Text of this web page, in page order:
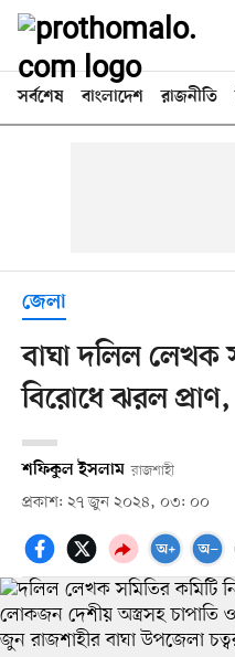
সর্বশেষ বাংলাদেশ রাজনীতি
জেলা
বাঘা দলিল লেখক
বিরোধে ঝরল প্রাণ,
শফিকুল ইসলাম রাজশাহী
প্রকাশ: ২৭ জুন ২০২৪, ০৩: ০০